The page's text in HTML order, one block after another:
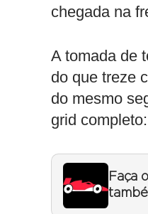
chegada na
A tomada de
do que treze
do mesmo
grid completo:
Faça